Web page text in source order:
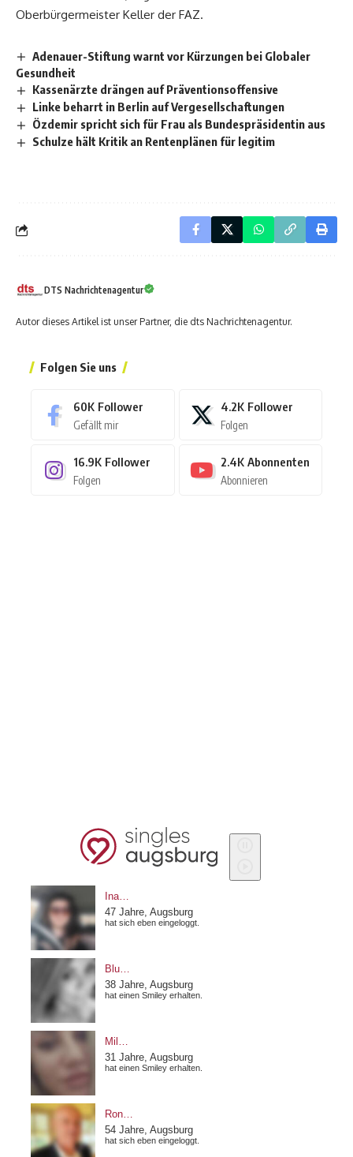
Oberbürgermeister Keller der FAZ.
Adenauer-Stiftung warnt vor Kürzungen bei Globaler
Gesundheit
Kassenärzte drängen auf Präventionsoffensive
Linke beharrt in Berlin auf Vergesellschaftungen
Özdemir spricht sich für Frau als Bundespräsidentin aus
Schulze hält Kritik an Rentenplänen für legitim
DTS Nachrichtenagentur
Autor dieses Artikel ist unser Partner, die dts Nachrichtenagentur.
Folgen Sie uns
60K Follower
Gefällt mir
4.2K Follower
Folgen
16.9K Follower
Folgen
2.4K Abonnenten
Abonnieren